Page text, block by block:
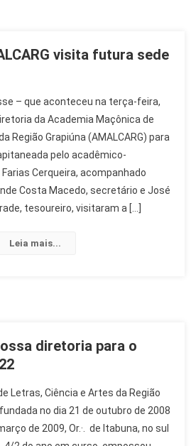
visita futura sede
– que aconteceu na terça-feira,
da Academia Maçônica de
Região Grapiúna (AMALCARG) para
pelo acadêmico-
Cerqueira, acompanhado
Costa Macedo, secretário e José
tesoureiro, visitaram a […]
Leia mais...
diretoria para o
Letras, Ciência e Artes da Região
no dia 21 de outubro de 2008
de 2009, Or.·. de Itabuna, no sul